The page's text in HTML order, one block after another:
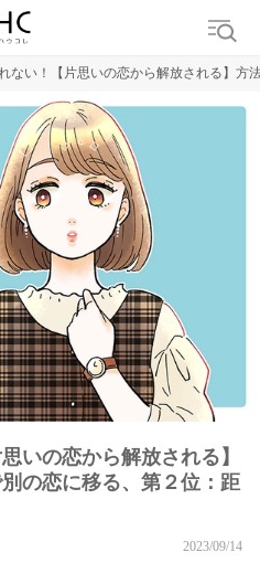
ない！【片思いの恋から解放される】方
いの恋から解放される】
の恋に移る、第２位：距
2023/09/14